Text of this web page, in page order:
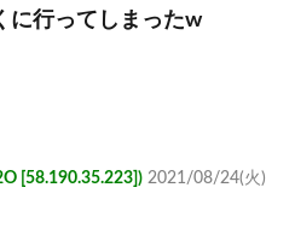
に行ってしまったw
[58.190.35.223]) 2021/08/24(火)